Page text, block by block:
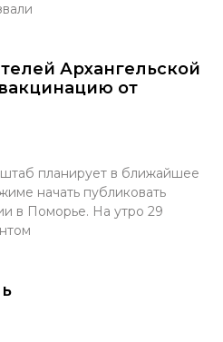
Архангельской
от
планирует в ближайшее
начать публиковать
в Поморье. На утро 29